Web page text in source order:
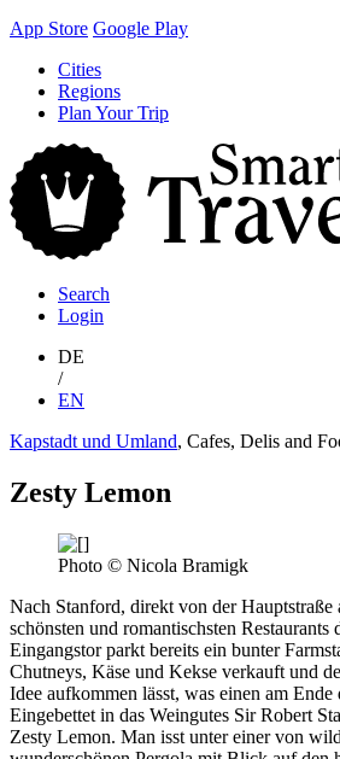
App Store Google Play
Skip
content
Cities
Regions
Plan Your Trip
Search
Login
DE
/
EN
Kapstadt und Umland, Cafes, Delis and
Zesty Lemon
Photo © Nicola Bramigk
Nach Stanford, direkt von der Hauptstraße
schönsten und romantischsten Restaurants
Eingangstor parkt bereits ein bunter
Chutneys, Käse und Kekse verkauft und
Idee aufkommen lässt, was einen am Ende
Eingebettet in das Weingutes Sir Robert
Zesty Lemon. Man isst unter einer von